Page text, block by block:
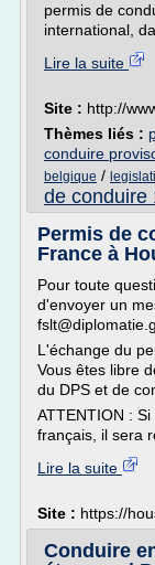
permis de
international,
Lire la suite
Site : http://
Thèmes liés :
conduire
belgique /
de conduire
Permis de
France à
Pour toute
d'envoyer un
L'échange du
Vous êtes libre
du DPS et de
ATTENTION :
français, il sera
Lire la suite
Site : https://
Conduire